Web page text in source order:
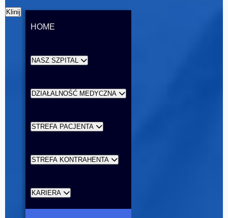
Klinij
HOME
NASZ SZPITAL
DZIAŁALNOŚĆ MEDYCZNA
STREFA PACJENTA
STREFA KONTRAHENTA
KARIERA